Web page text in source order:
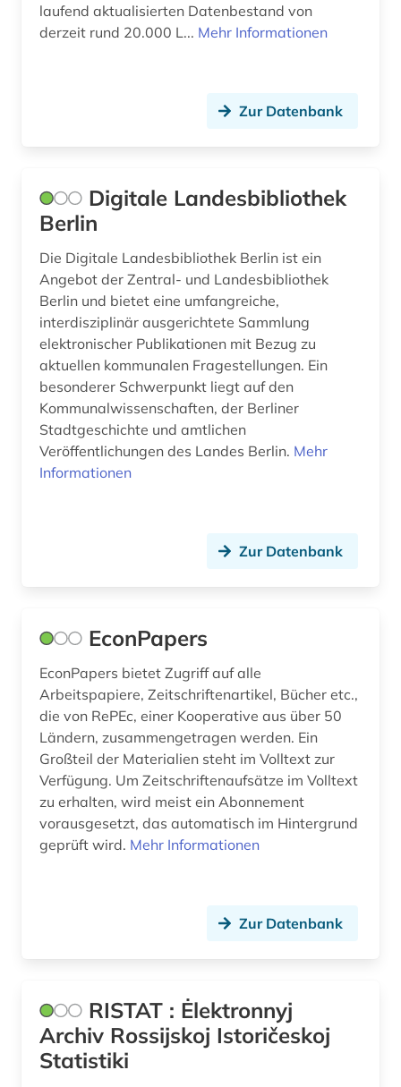
vertrieb (1)
volkswirtschaftliche gesamtrechnung (2)
wales (1)
warenhandel (1)
weber (2)
weiterbildung (1)
weltbank (1)
wirtschaft (220)
wirtschaftsgeschichte (1)
wirtschaftsinformation (1)
wirtschaftspolitik (1)
wirtschaftssprache (1)
wirtschaftstheorie (2)
wissenschaft (3)
wochenzeitung (1)
laufend aktualisierten Datenbestand von
derzeit rund 20.000 L... Mehr Informationen
Zur Datenbank
Digitale Landesbibliothek
Berlin
Die Digitale Landesbibliothek Berlin ist ein
Angebot der Zentral- und Landesbibliothek
Berlin und bietet eine umfangreiche,
interdisziplinär ausgerichtete Sammlung
elektronischer Publikationen mit Bezug zu
aktuellen kommunalen Fragestellungen. Ein
besonderer Schwerpunkt liegt auf den
Kommunalwissenschaften, der Berliner
Stadtgeschichte und amtlichen
Veröffentlichungen des Landes Berlin. Mehr
Informationen
Zur Datenbank
EconPapers
EconPapers bietet Zugriff auf alle
Arbeitspapiere, Zeitschriftenartikel, Bücher etc.,
die von RePEc, einer Kooperative aus über 50
Ländern, zusammengetragen werden. Ein
Großteil der Materialien steht im Volltext zur
Verfügung. Um Zeitschriftenaufsätze im Volltext
zu erhalten, wird meist ein Abonnement
vorausgesetzt, das automatisch im Hintergrund
geprüft wird. Mehr Informationen
Zur Datenbank
RISTAT : Ėlektronnyj
Archiv Rossijskoj Istoričeskoj
Statistiki